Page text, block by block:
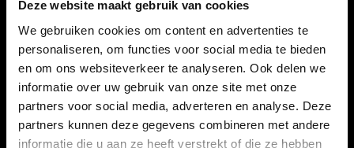
Deze website maakt gebruik van cookies
We gebruiken cookies om content en advertenties te
personaliseren, om functies voor social media te bieden
en om ons websiteverkeer te analyseren. Ook delen we
informatie over uw gebruik van onze site met onze
partners voor social media, adverteren en analyse. Deze
partners kunnen deze gegevens combineren met andere
informatie die u aan ze heeft verstrekt of die ze hebben
Persooneelsgids uitzendkrachten
Antidiscriminatiebeleid
Klacht indienen